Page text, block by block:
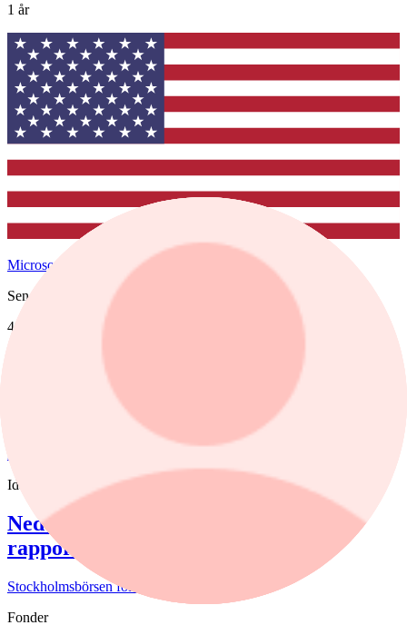
1 år
Microsoft
Senast
499,86
Idag, 17:46
Nedåt för börsen efter blandad
rapportvecka
Stockholmsbörsen föll på veckans sista dag.
Fonder